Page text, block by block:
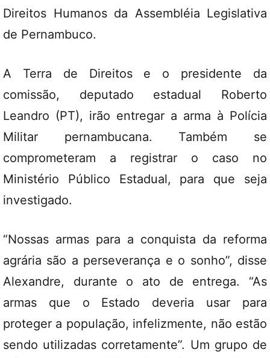
Direitos Humanos da Assembléia Legislativa
de Pernambuco.
A Terra de Direitos e o presidente da
comissão, deputado estadual Roberto
Leandro (PT), irão entregar a arma à Polícia
Militar pernambucana. Também se
comprometeram a registrar o caso no
Ministério Público Estadual, para que seja
investigado.
“Nossas armas para a conquista da reforma
agrária são a perseverança e o sonho”, disse
Alexandre, durante o ato de entrega. “As
armas que o Estado deveria usar para
proteger a população, infelizmente, não estão
sendo utilizadas corretamente”. Um grupo de